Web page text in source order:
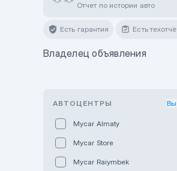
Отчет по истории авто
Есть гарантия Есть
Владелец объявления
АВТОЦЕНТРЫ
Mycar Almaty
Mycar Store
Mycar Raiymbek